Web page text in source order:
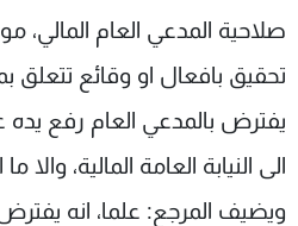
صلاحية المدعي العام المالي،
تحقيق بافعال او وقائع تتعلق
يفترض بالمدعي العام رفع يده
الى النيابة العامة المالية،
ويضيف المرجع: علما، انه